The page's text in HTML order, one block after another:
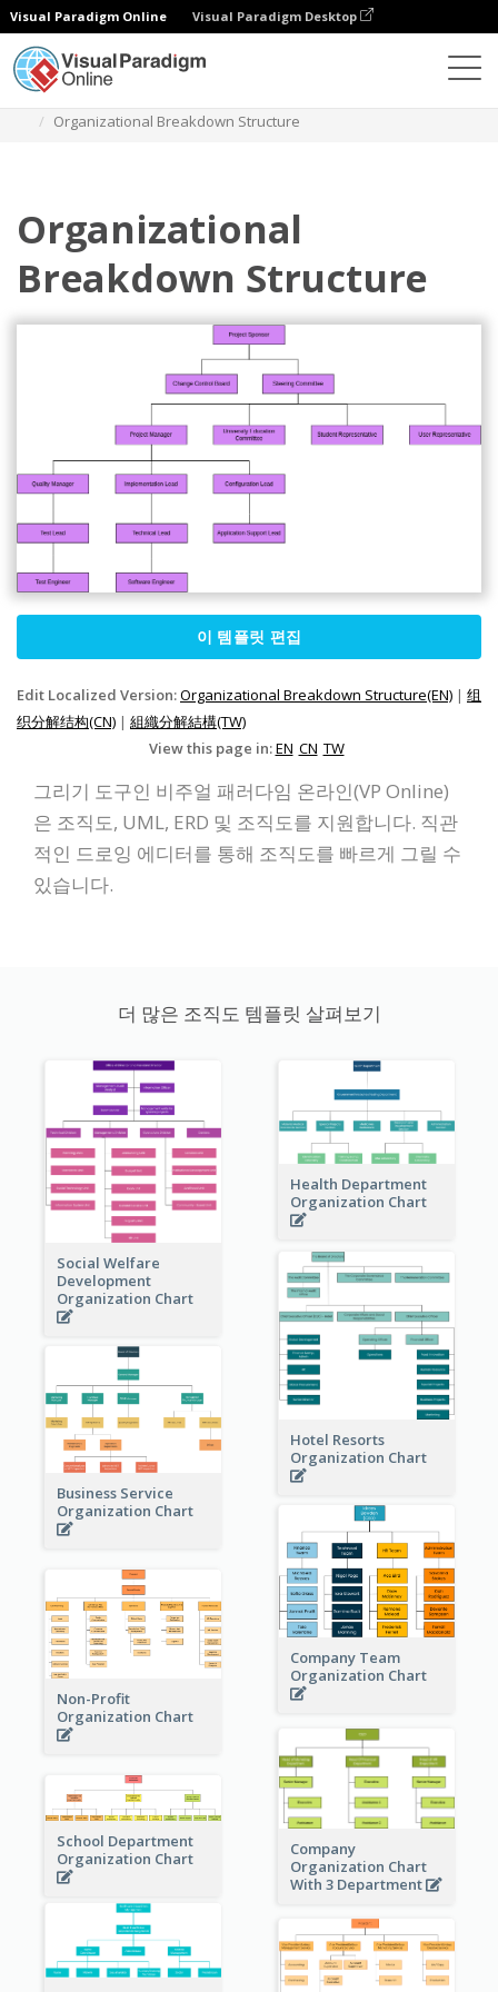
Visual Paradigm Online Visual Paradigm Desktop
Organizational Breakdown Structure
Organizational
Breakdown Structure
이 템플릿 편집
Edit Localized Version:Organizational Breakdown Structure(EN) | 组
织分解结构(CN) | 組織分解結構(TW)
View this page in:EN CN TW
그리기 도구인 비주얼 패러다임 온라인(VP Online)
은 조직도, UML, ERD 및 조직도를 지원합니다. 직관
적인 드로잉 에디터를 통해 조직도를 빠르게 그릴 수
있습니다.
더 많은 조직도 템플릿 살펴보기
Social Welfare
Development
Organization Chart
Health Department
Organization Chart
Hotel Resorts
Organization Chart
Business Service
Organization Chart
Company Team
Organization Chart
Non-Profit
Organization Chart
Company
Organization Chart
With 3 Department
School Department
Organization Chart